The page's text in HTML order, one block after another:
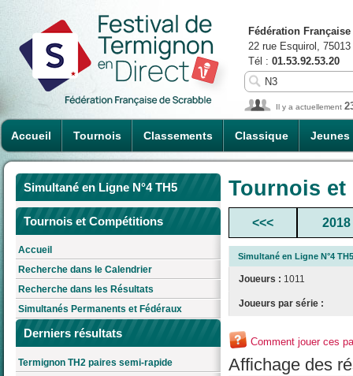
Accueil Tournois Classements Classique Jeunes
Fédération
22 rue Esquirol,
Tél : 01.53.92.53.20
Il y a actuellement
Simultané en Ligne N°4 TH5
Tournois et Compétitions
Accueil
Recherche dans le Calendrier
Recherche dans les Résultats
Simultanés Permanents et Fédéraux
Derniers résultats
Termignon TH2 paires semi-rapide
Tournois
<<< 2018
Simultané en Ligne N°4 TH5
Joueurs : 1011
Joueurs par série :
Comment jouer ces
Affichage des